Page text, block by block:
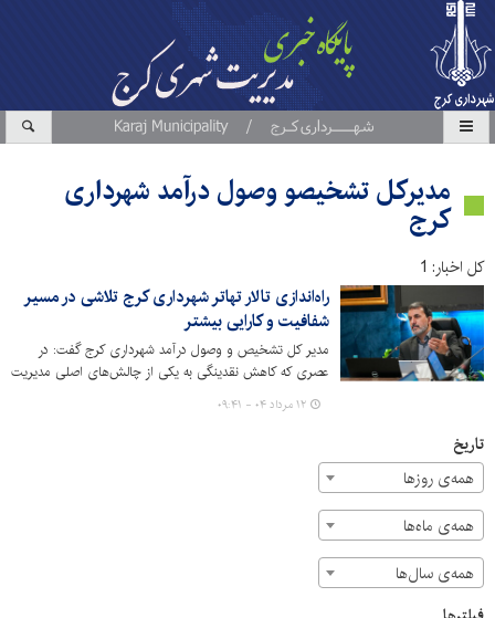
مدیرکل تشخیصو وصول درآمد شهرداری
کرج
کل اخبار: 1
راه‌اندازی تالار تهاتر شهرداری کرج تلاشی در مسیر
شفافیت و کارایی بیشتر
مدیر کل تشخیص و وصول درآمد شهرداری کرج گفت: در
عصری که کاهش نقدینگی به یکی از چالش‌های اصلی مدیریت
شهری و شهروندان بدل شده است، شهرداری کرج با رونمایی
از سامانه نوین "تالار تهاتر" گامی بلند و نوآورانه در مسیر ایجاد
درآمدهای خود برداشته است.
۱۲ مرداد ۰۴ - ۰۹:۴۱
تاریخ
همه‌ی روزها
همه‌ی ماه‌ها
همه‌ی سال‌ها